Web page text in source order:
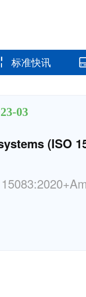
标准快讯
03
(ISO